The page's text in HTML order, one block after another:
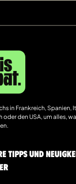
in Frankreich, Spanien,
den USA, um alles,
Tipps und